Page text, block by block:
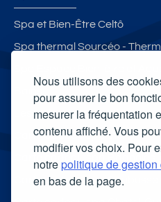
Nous utilisons des
pour assurer le bon
mesurer la fréquentation
contenu affiché. Vous
modifier vos choix. Pour
notrepolitique de
en bas de la page.
Spa et Bien-Être Celtô
Spa thermal Sourcéo -
Les Bains du Mont-Blanc
Carte cadeau spa Vichy
Carte cadeau spa
Carte cadeau spa Saubusse